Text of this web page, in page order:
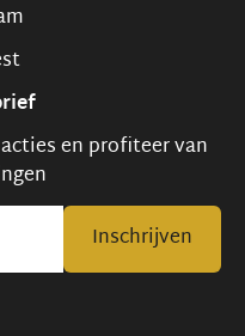
en profiteer van
Inschrijven